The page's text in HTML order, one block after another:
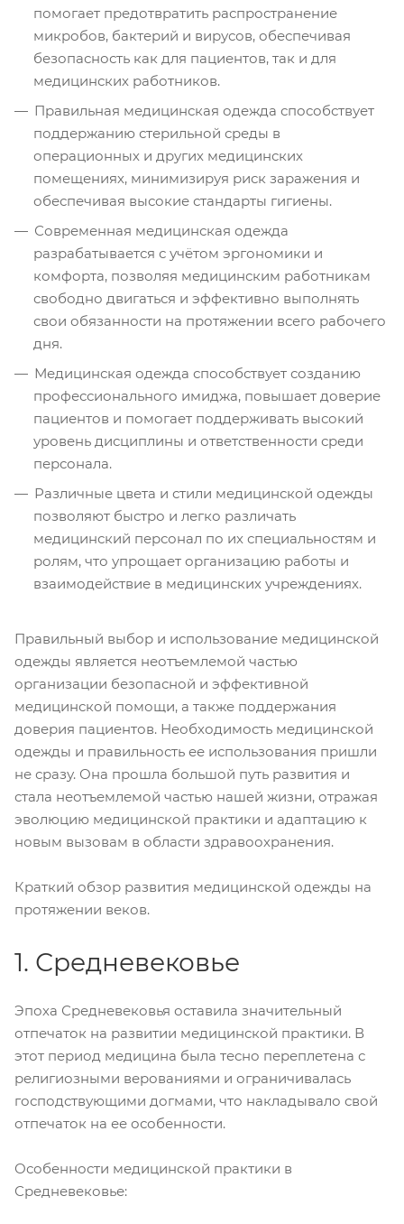
помогает предотвратить распространение
микробов, бактерий и вирусов, обеспечивая
безопасность как для пациентов, так и для
медицинских работников.
Правильная медицинская одежда способствует
поддержанию стерильной среды в
операционных и других медицинских
помещениях, минимизируя риск заражения и
обеспечивая высокие стандарты гигиены.
Современная медицинская одежда
разрабатывается с учётом эргономики и
комфорта, позволяя медицинским работникам
свободно двигаться и эффективно выполнять
свои обязанности на протяжении всего рабочего
дня.
Медицинская одежда способствует созданию
профессионального имиджа, повышает доверие
пациентов и помогает поддерживать высокий
уровень дисциплины и ответственности среди
персонала.
Различные цвета и стили медицинской одежды
позволяют быстро и легко различать
медицинский персонал по их специальностям и
ролям, что упрощает организацию работы и
взаимодействие в медицинских учреждениях.
Правильный выбор и использование медицинской
одежды является неотъемлемой частью
организации безопасной и эффективной
медицинской помощи, а также поддержания
доверия пациентов. Необходимость медицинской
одежды и правильность ее использования пришли
не сразу. Она прошла большой путь развития и
стала неотъемлемой частью нашей жизни, отражая
эволюцию медицинской практики и адаптацию к
новым вызовам в области здравоохранения.
Краткий обзор развития медицинской одежды на
протяжении веков.
1. Средневековье
Эпоха Средневековья оставила значительный
отпечаток на развитии медицинской практики. В
этот период медицина была тесно переплетена с
религиозными верованиями и ограничивалась
господствующими догмами, что накладывало свой
отпечаток на ее особенности.
Особенности медицинской практики в
Средневековье: